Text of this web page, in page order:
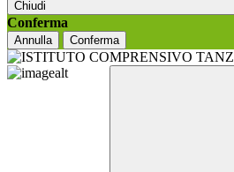
Chiudi
Conferma
Annulla Conferma